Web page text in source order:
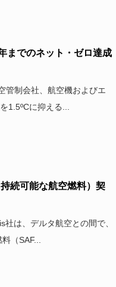
までのネット・ゼロ達成
管制会社、航空機およびエ
1.5ºCに抑える...
続可能な航空燃料）契
は、デルタ航空との間で、
（SAF...